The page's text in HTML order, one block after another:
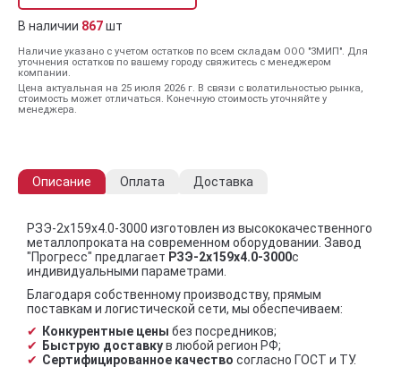
В наличии 867шт
Наличие указано с учетом остатков по всем складам ООО "ЗМИП". Для
уточнения остатков по вашему городу свяжитесь с менеджером
компании.
Цена актуальная на 25 июля 2026 г. В связи с волатильностью рынка,
стоимость может отличаться. Конечную стоимость уточняйте у
менеджера.
Описание Оплата Доставка
РЗЭ-2x159x4.0-3000 изготовлен из высококачественного
металлопроката на современном оборудовании. Завод
"Прогресс" предлагает РЗЭ-2x159x4.0-3000с
индивидуальными параметрами.
Благодаря собственному производству, прямым
поставкам и логистической сети, мы обеспечиваем:
Конкурентные цены без посредников;
Быструю доставкув любой регион РФ;
Сертифицированное качество согласно ГОСТ и ТУ.